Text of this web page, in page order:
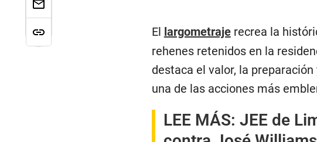
El largometrajerecrea la
rehenes retenidos en la
destaca el valor, la
una de las acciones más
LEE MÁS: JEE de